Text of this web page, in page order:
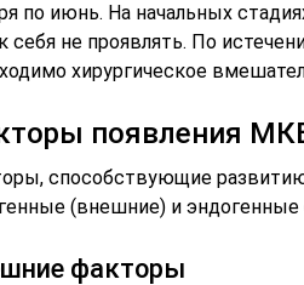
по июнь. На начальных
себя не проявлять. По
хирургическое
появления
способствующие
(внешние) и эндогенные
факторы